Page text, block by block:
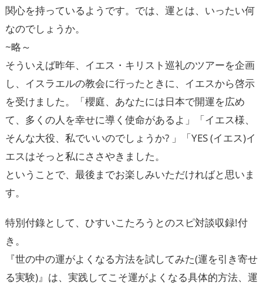
関心を持っているようです。では、運とは、いったい何
なのでしょうか。
~略～
そういえば昨年、イエス・キリスト巡礼のツアーを企画
し、イスラエルの教会に行ったときに、イエスから啓示
を受けました。「櫻庭、あなたには日本で開運を広め
て、多くの人を幸せに導く使命があるよ」「イエス様、
そんな大役、私でいいのでしょうか? 」「YES (イエス)イ
エスはそっと私にささやきました。
ということで、最後までお楽しみいただければと思いま
す。
特別付錄として、ひすいこたろうとのスピ対談収録!付
き。
『世の中の運がよくなる方法を試してみた(運を引き寄せ
る実験)』は、実践してこそ運がよくなる具体的方法、運